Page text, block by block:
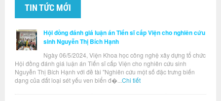
TIN TỨC MỚI
Hội đồng đánh giá luận án Tiến sĩ cấp Viện cho nghiên cứu
sinh Nguyễn Thị Bích Hạnh
Ngày 06/5/2024, Viện Khoa học công nghệ xây dựng tổ chức
Hội đồng đánh giá luận án Tiến sĩ cấp Viện cho nghiên cứu sinh
Nguyễn Thị Bích Hạnh với đề tài "Nghiên cứu một số đặc trưng biến
dạng của đất loại sét yếu ven biển đ�... Chi tiết